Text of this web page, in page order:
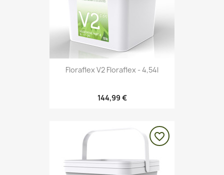
Floraflex V2 Floraflex - 4,54l
144,99 €
favorite_border